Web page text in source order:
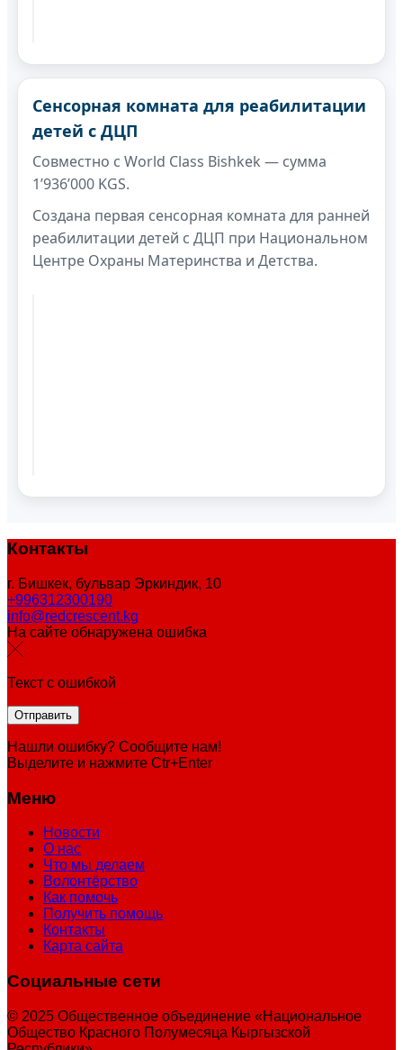
Сенсорная комната для реабилитации
детей с ДЦП
Совместно с World Class Bishkek — сумма
1’936’000 KGS.
Создана первая сенсорная комната для ранней
реабилитации детей с ДЦП при Национальном
Центре Охраны Материнства и Детства.
Контакты
г. Бишкек, бульвар Эркиндик, 10
+996312300190
info@redcrescent.kg
На сайте обнаружена ошибка
Текст с ошибкой
Нашли ошибку? Сообщите нам!
Выделите и нажмите Ctr+Enter
Меню
Новости
О нас
Что мы делаем
Волонтёрство
Как помочь
Получить помощь
Контакты
Карта сайта
Социальные сети
© 2025 Общественное объединение «Национальное
Общество Красного Полумесяца Кыргызской